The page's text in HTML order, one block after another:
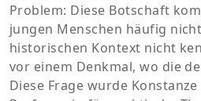
Problem: Diese Botschaft
jungen Menschen häufig
historischen Kontext nicht
vor einem Denkmal, wo die
Diese Frage wurde Konstanze